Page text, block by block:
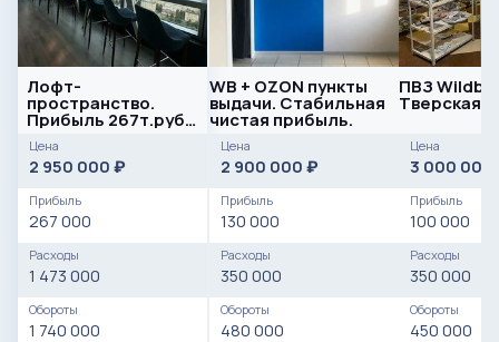
Лофт-
пространство.
Прибыль 267т.руб/
мес.
Цена
2 950 000 ₽
Прибыль
267 000
Расходы
1 473 000
Обороты
1 740 000
WB + OZON пункты
выдачи. Стабильная
чистая прибыль.
Цена
2 900 000 ₽
Прибыль
130 000
Расходы
350 000
Обороты
480 000
ПВЗ
Тверская
Цена
3 000 000
Прибыль
100 000
Расходы
350 000
Обороты
450 000